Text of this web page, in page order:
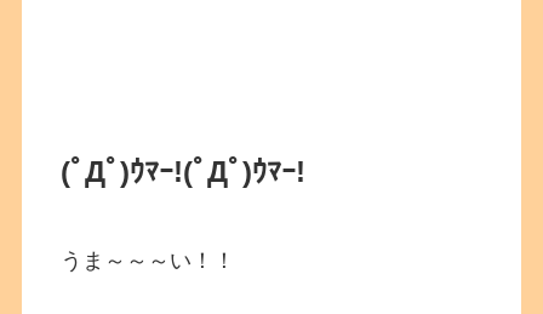
(ﾟДﾟ)ｳﾏｰ!(ﾟДﾟ)ｳﾏｰ!
うま～～～い！！